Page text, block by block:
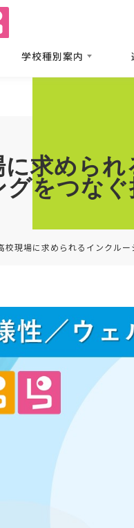
学校種別案内
に求めら
グをつな
校現場に求められるインクル